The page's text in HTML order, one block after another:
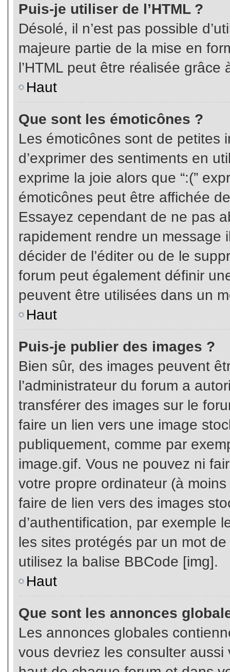
Puis-je utiliser de l’HTML ?
Désolé, il n’est pas possible
majeure partie de la mise en
l’HTML peut être réalisée grâce
Haut
Que sont les émoticônes ?
Les émoticônes sont de petites
d’exprimer des sentiments en
exprime la joie alors que “:(”
émoticônes peut être affichée
Essayez cependant de ne pas
rapidement rendre un message
décider de l’éditer ou de le
forum peut également définir
peuvent être utilisées dans un
Haut
Puis-je publier des images ?
Bien sûr, des images peuvent
l’administrateur du forum a
transférer des images sur le
faire un lien vers une image
publiquement, comme par
image.gif. Vous ne pouvez ni
votre propre ordinateur (à
faire de lien vers des images
d’authentification, par exemple
les sites protégés par un mot
utilisez la balise BBCode [img].
Haut
Que sont les annonces
Les annonces globales
vous devriez les consulter